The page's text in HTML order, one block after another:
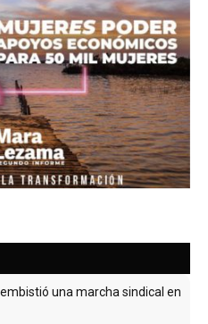
una marcha sindical en
jueves a un islamista